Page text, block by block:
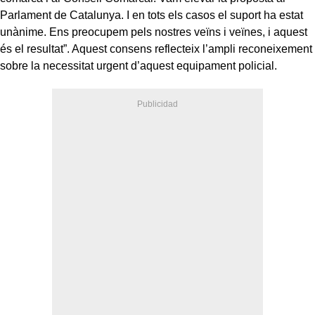
Parlament de Catalunya. I en tots els casos el suport ha estat
unànime. Ens preocupem pels nostres veïns i veïnes, i aquest
és el resultat”. Aquest consens reflecteix l’ampli reconeixement
sobre la necessitat urgent d’aquest equipament policial.